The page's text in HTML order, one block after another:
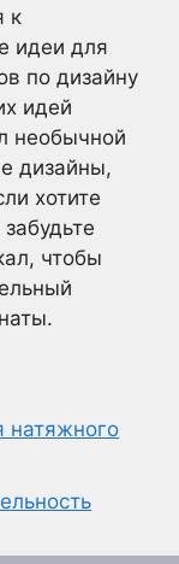
к
идеи для
по дизайну
идей
необычной
дизайны,
хотите
чтобы
натяжного